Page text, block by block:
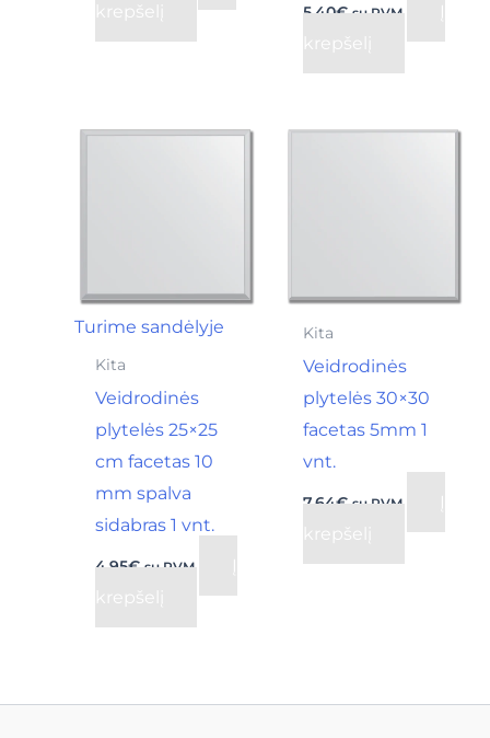
krepšelį
5,40€ su PVM
krepšelį
Turime sandėlyje
Kita
Veidrodinės
plytelės 25×25
cm facetas 10
mm spalva
sidabras 1 vnt.
4,95€ su PVM
Į
krepšelį
Kita
Veidrodinės
plytelės 30×30
facetas 5mm 1
vnt.
7,64€ su PVM
Į
krepšelį